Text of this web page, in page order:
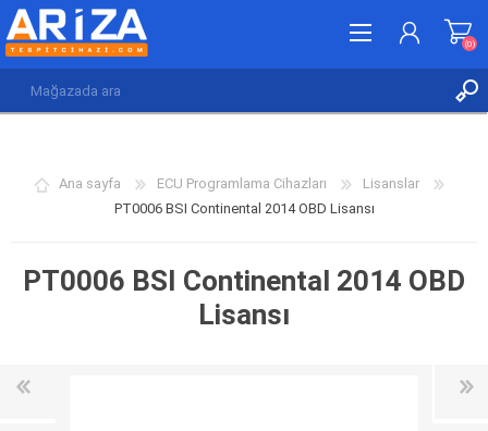
(0)
(0)
Ana sayfa ECU Programlama Cihazları
Lisanslar
PT0006 BSI Continental 2014 OBD Lisansı
PT0006 BSI Continental 2014 OBD
Lisansı